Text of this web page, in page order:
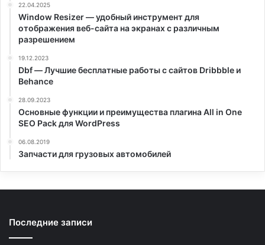
22.04.2025
Window Resizer — удобный инструмент для
отображения веб-сайта на экранах с различным
разрешением
19.12.2023
Dbf — Лучшие бесплатные работы с сайтов Dribbble и
Behance
28.09.2023
Основные функции и преимущества плагина All in One
SEO Pack для WordPress
06.08.2019
Запчасти для грузовых автомобилей
Последние записи